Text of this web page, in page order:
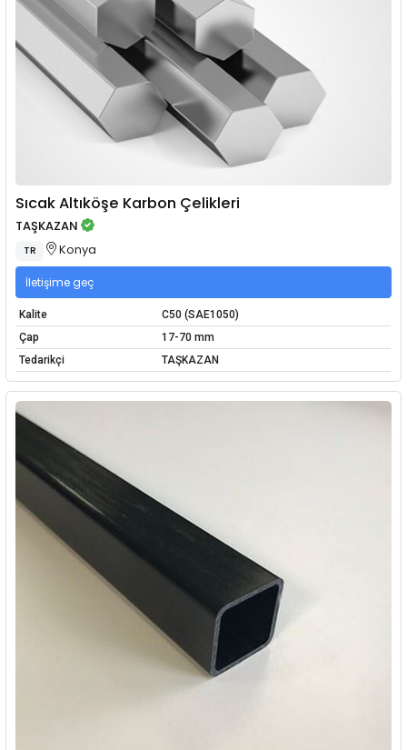
Sıcak Altıköşe Karbon Çelikleri
TAŞKAZAN
TR Konya
İletişime geç
Kalite
C50 (SAE1050)
Çap
17-70 mm
Tedarikçi
TAŞKAZAN